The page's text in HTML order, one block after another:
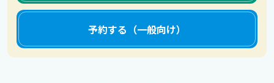
予約する（一般向け）